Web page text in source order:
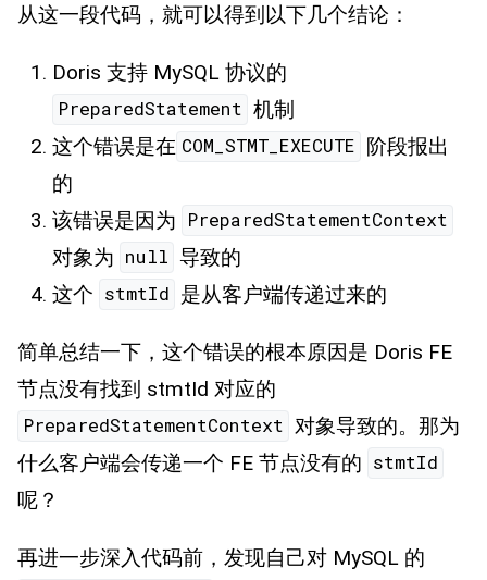
从这一段代码，就可以得到以下几个结论：
Doris 支持 MySQL 协议的
PreparedStatement 机制
这个错误是在 COM_STMT_EXECUTE 阶段报出
的
该错误是因为 PreparedStatementContext
对象为 null 导致的
这个 stmtId 是从客户端传递过来的
简单总结一下，这个错误的根本原因是 Doris FE
节点没有找到 stmtId 对应的
PreparedStatementContext 对象导致的。那为
什么客户端会传递一个 FE 节点没有的 stmtId
呢？
再进一步深入代码前，发现自己对 MySQL 的